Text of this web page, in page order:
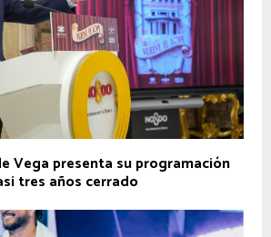
Vega presenta su programación
tres años cerrado